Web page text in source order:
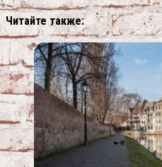
Читайте также: